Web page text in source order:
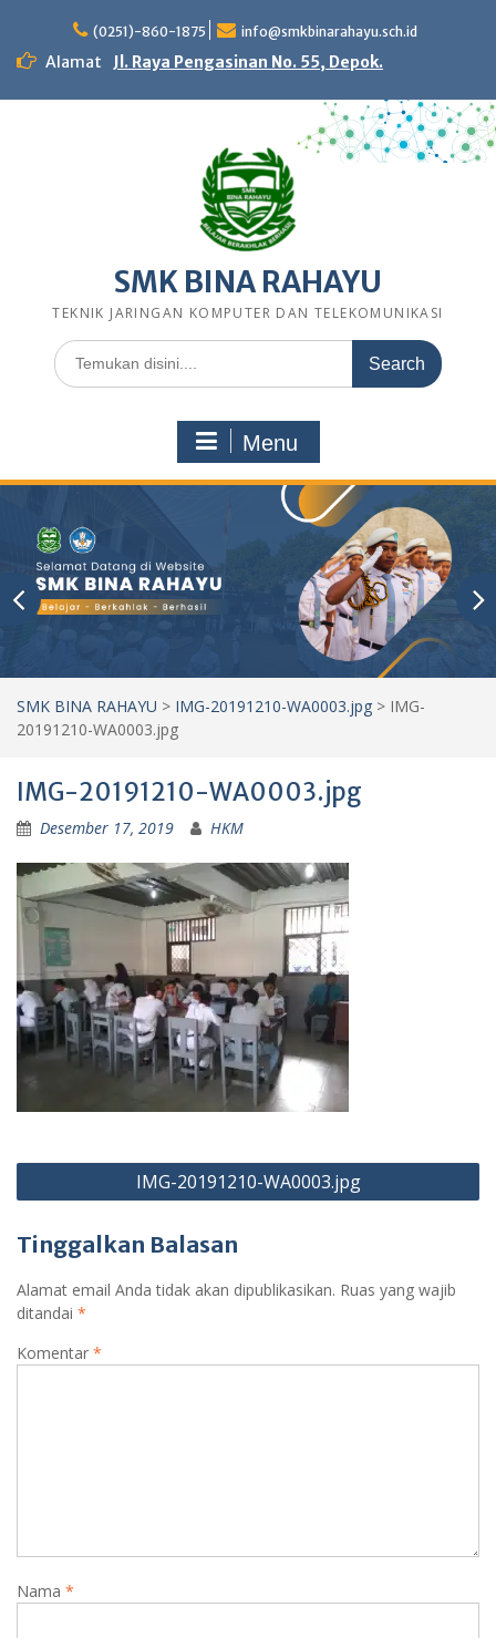
content
(0251)-860-1875 info@smkbinarahayu.sch.id
Alamat Jl. Raya Pengasinan No. 55, Depok.
SMK BINA RAHAYU
TEKNIK JARINGAN KOMPUTER DAN TELEKOMUNIKASI
Search
for:
Menu
SMK BINA RAHAYU > IMG-20191210-WA0003.jpg > IMG-
20191210-WA0003.jpg
IMG-20191210-WA0003.jpg
Desember 17, 2019 HKM
Navigasi
pos
IMG-20191210-WA0003.jpg
Tinggalkan Balasan
Alamat email Anda tidak akan dipublikasikan. Ruas yang wajib
ditandai *
Komentar *
Nama *